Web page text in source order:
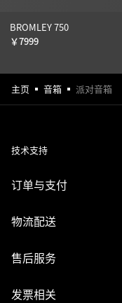
BROMLEY 750
￥7999
主页 音箱 派对音箱
技术支持
订单与支付
物流配送
售后服务
发票相关